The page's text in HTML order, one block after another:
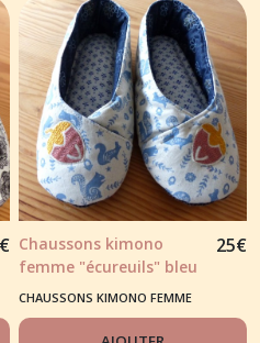
€ Chaussons kimono
femme "écureuils" bleu
fond écru
25€
CHAUSSONS KIMONO FEMME